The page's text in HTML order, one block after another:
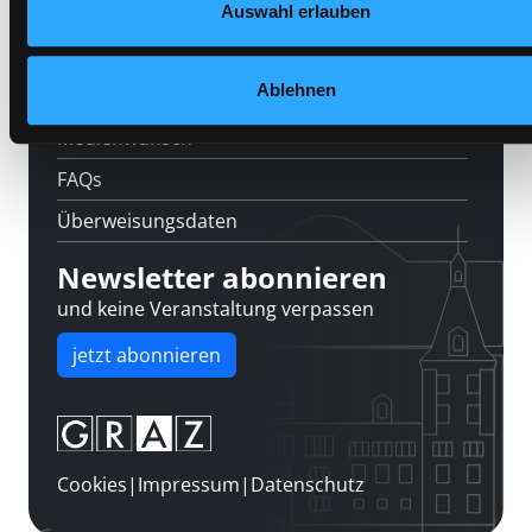
Auswahl erlauben
Ablehnen
Über uns
Medienwunsch
FAQs
Überweisungsdaten
Newsletter abonnieren
und keine Veranstaltung verpassen
jetzt abonnieren
Cookies| Impressum| Datenschutz